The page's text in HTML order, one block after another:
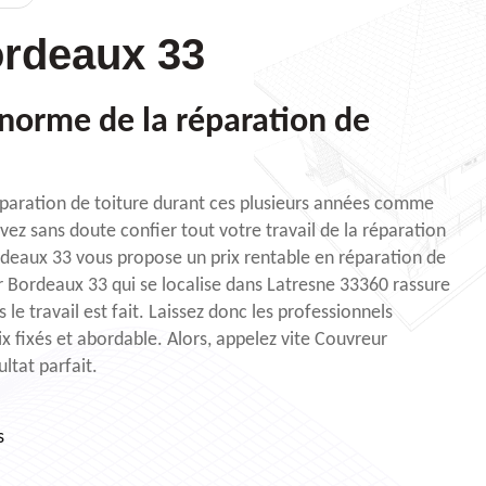
33
de la réparation de
de toiture durant ces plusieurs années comme
sans doute confier tout votre travail de la réparation
33 vous propose un prix rentable en réparation de
33 qui se localise dans Latresne 33360 rassure
travail est fait. Laissez donc les professionnels
fixés et abordable. Alors, appelez vite Couvreur
parfait.